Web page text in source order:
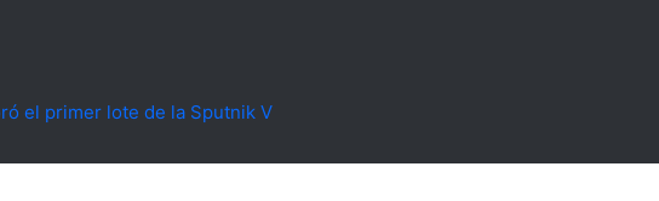
el primer lote de la Sputnik V